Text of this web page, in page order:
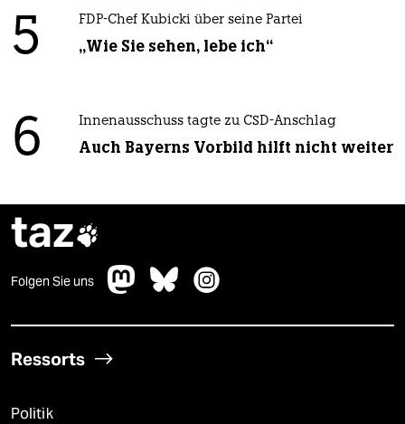
5 FDP-Chef Kubicki über seine Partei
„Wie Sie sehen, lebe ich“
6 Innenausschuss tagte zu CSD-Anschlag
Auch Bayerns Vorbild hilft nicht weiter
taz
Folgen Sie uns
Ressorts
Politik